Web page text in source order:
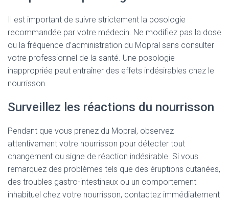
Il est important de suivre strictement la posologie
recommandée par votre médecin. Ne modifiez pas la dose
ou la fréquence d’administration du Mopral sans consulter
votre professionnel de la santé. Une posologie
inappropriée peut entraîner des effets indésirables chez le
nourrisson.
Surveillez les réactions du nourrisson
Pendant que vous prenez du Mopral, observez
attentivement votre nourrisson pour détecter tout
changement ou signe de réaction indésirable. Si vous
remarquez des problèmes tels que des éruptions cutanées,
des troubles gastro-intestinaux ou un comportement
inhabituel chez votre nourrisson, contactez immédiatement